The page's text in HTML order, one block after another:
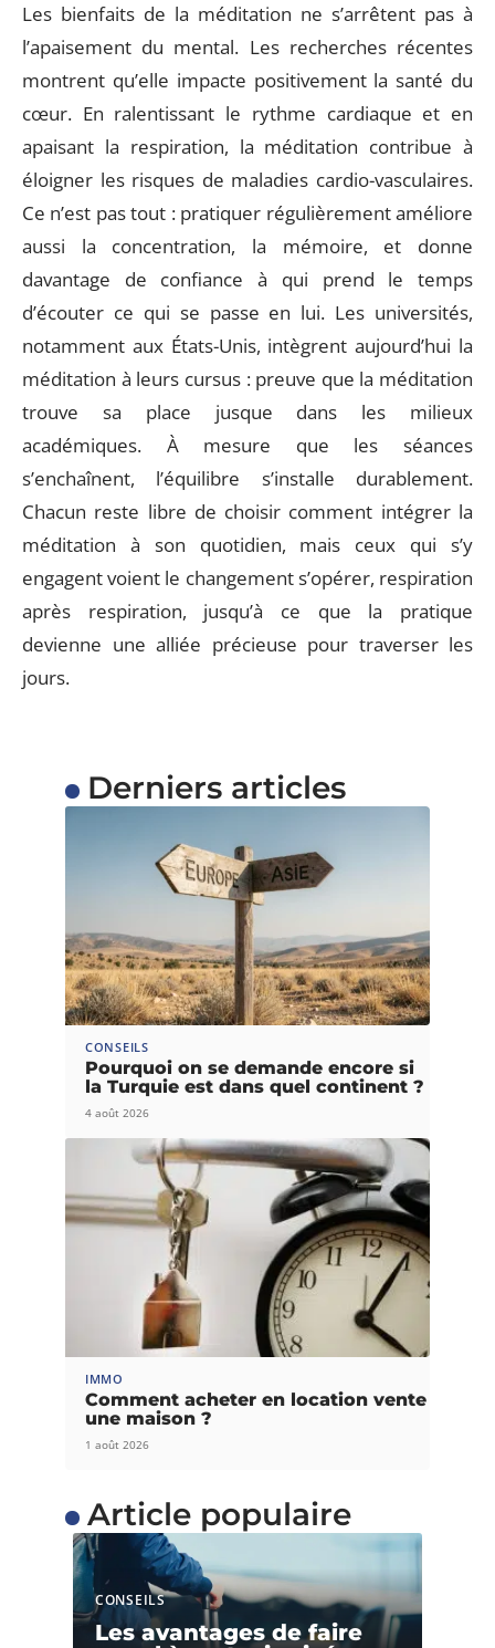
Les bienfaits de la méditation ne s’arrêtent pas à
l’apaisement du mental. Les recherches récentes
montrent qu’elle impacte positivement la santé du
cœur. En ralentissant le rythme cardiaque et en
apaisant la respiration, la méditation contribue à
éloigner les risques de maladies cardio-vasculaires.
Ce n’est pas tout : pratiquer régulièrement améliore
aussi la concentration, la mémoire, et donne
davantage de confiance à qui prend le temps
d’écouter ce qui se passe en lui. Les universités,
notamment aux États-Unis, intègrent aujourd’hui la
méditation à leurs cursus : preuve que la méditation
trouve sa place jusque dans les milieux
académiques. À mesure que les séances
s’enchaînent, l’équilibre s’installe durablement.
Chacun reste libre de choisir comment intégrer la
méditation à son quotidien, mais ceux qui s’y
engagent voient le changement s’opérer, respiration
après respiration, jusqu’à ce que la pratique
devienne une alliée précieuse pour traverser les
jours.
Derniers articles
CONSEILS
Pourquoi on se demande encore si
la Turquie est dans quel continent ?
4 août 2026
IMMO
Comment acheter en location vente
une maison ?
1 août 2026
Article populaire
CONSEILS
Les avantages de faire